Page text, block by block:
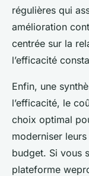
régulières qui
amélioration
centrée sur la
l’efficacité
Enfin, une
l’efficacité, le
choix optimal
moderniser
budget. Si vous
plateforme